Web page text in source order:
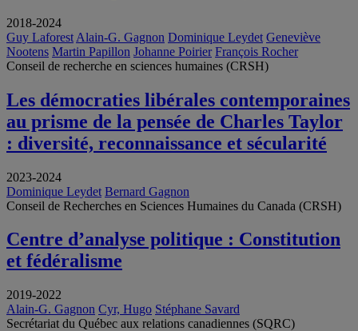
2018-2024
Guy Laforest Alain-G. Gagnon Dominique Leydet Geneviève
Nootens Martin Papillon Johanne Poirier François Rocher
Conseil de recherche en sciences humaines (CRSH)
Les démocraties libérales contemporaines
au prisme de la pensée de Charles Taylor
: diversité, reconnaissance et sécularité
2023-2024
Dominique Leydet Bernard Gagnon
Conseil de Recherches en Sciences Humaines du Canada (CRSH)
Centre d’analyse politique : Constitution
et fédéralisme
2019-2022
Alain-G. Gagnon Cyr, Hugo Stéphane Savard
Secrétariat du Québec aux relations canadiennes (SQRC)